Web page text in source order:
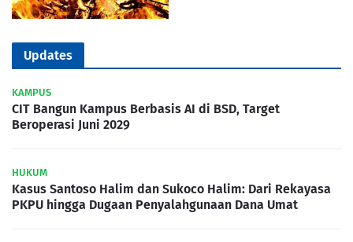
Updates
KAMPUS
CIT Bangun Kampus Berbasis AI di BSD, Target
Beroperasi Juni 2029
HUKUM
Kasus Santoso Halim dan Sukoco Halim: Dari Rekayasa
PKPU hingga Dugaan Penyalahgunaan Dana Umat